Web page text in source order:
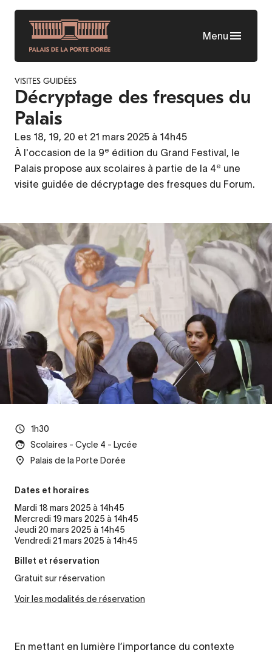
Aller
contenu
principal
Menu
VISITES GUIDÉES
Décryptage des fresques du
Palais
Les 18, 19, 20 et 21 mars 2025 à 14h45
À l'occasion de la 9e édition du Grand Festival, le
Palais propose aux scolaires à partie de la 4e une
visite guidée de décryptage des fresques du Forum.
1h30
Scolaires - Cycle 4 - Lycée
Palais de la Porte Dorée
Dates et horaires
Mardi 18 mars 2025 à 14h45
Mercredi 19 mars 2025 à 14h45
Jeudi 20 mars 2025 à 14h45
Vendredi 21 mars 2025 à 14h45
Billet et réservation
Gratuit sur réservation
Voir les modalités de réservation
En mettant en lumière l’importance du contexte